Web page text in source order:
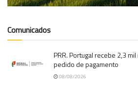
Comunicados
PRR. Portugal recebe 2,3
pedido de pagamento
08/08/2026